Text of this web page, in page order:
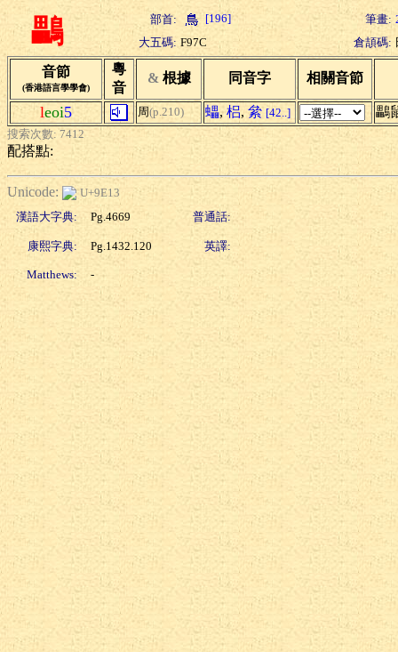
鸓 部首: [196] 筆畫:
大五碼: F97C 倉頡碼:
音節
(香港語言學學會)
粵
音
& 根據 同音字 相關音節
leoi5 周(p.210) 蠝, 梠, 絫 [42..] 鸓
搜索次數: 7412
配搭點:
Unicode:
U+9E13
漢語大字典:
Pg.4669 普通話:
康熙字典: Pg.1432.120 英譯:
Matthews: -